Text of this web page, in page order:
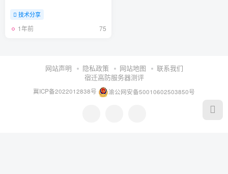
技术分享
1年前 75
网站声明 隐私政策 网站地图
联系我们
宿迁高防服务器测评
冀ICP备2022012838号 渝公网安备50010602503850号